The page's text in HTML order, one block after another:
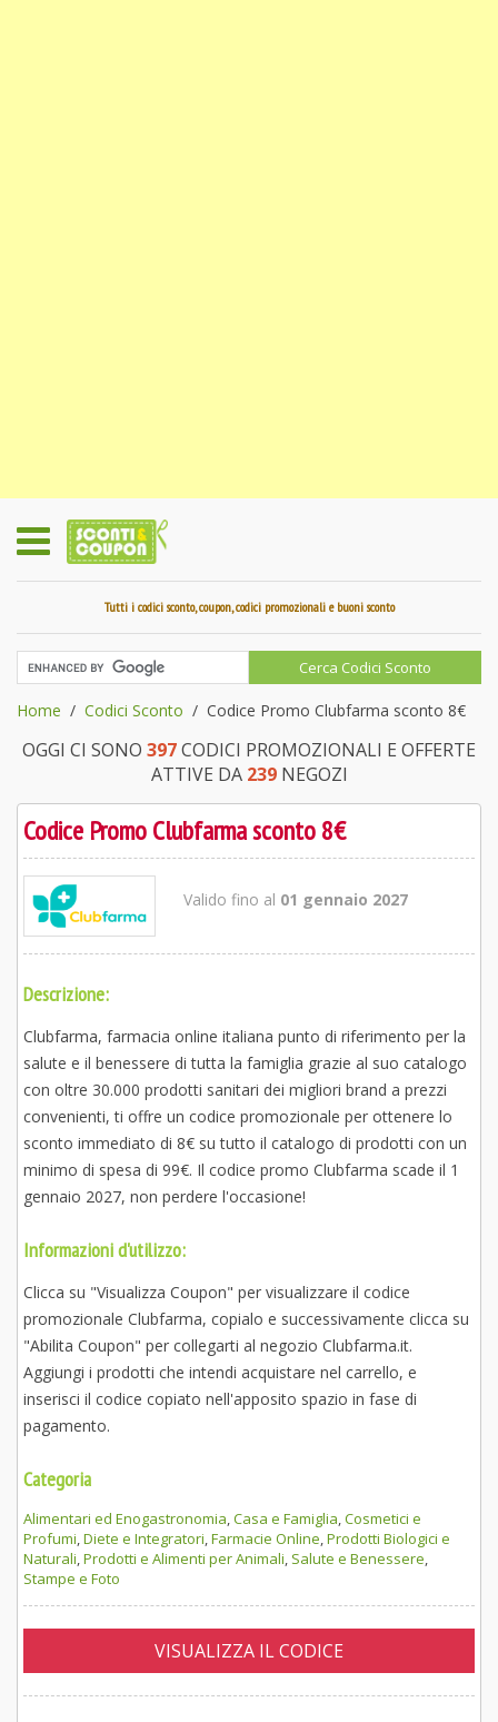
Tutti i codici sconto, coupon, codici promozionali e buoni sconto
Home Codici Sconto Codice Promo Clubfarma sconto 8€
OGGI CI SONO 397CODICI PROMOZIONALI E OFFERTE
ATTIVE DA 239NEGOZI
Codice Promo Clubfarma sconto 8€
Valido fino al 01 gennaio 2027
Descrizione:
Clubfarma, farmacia online italiana punto di riferimento per la
salute e il benessere di tutta la famiglia grazie al suo catalogo
con oltre 30.000 prodotti sanitari dei migliori brand a prezzi
convenienti, ti offre un codice promozionale per ottenere lo
sconto immediato di 8€ su tutto il catalogo di prodotti con un
minimo di spesa di 99€. Il codice promo Clubfarma scade il 1
gennaio 2027, non perdere l'occasione!
Informazioni d'utilizzo:
Clicca su "Visualizza Coupon" per visualizzare il codice
promozionale Clubfarma, copialo e successivamente clicca su
"Abilita Coupon" per collegarti al negozio Clubfarma.it.
Aggiungi i prodotti che intendi acquistare nel carrello, e
inserisci il codice copiato nell'apposito spazio in fase di
pagamento.
Categoria
Alimentari ed Enogastronomia,Casa e Famiglia,Cosmetici e
Profumi,Diete e Integratori,Farmacie Online,Prodotti Biologici e
Naturali,Prodotti e Alimenti per Animali, Salute e Benessere,
Stampe e Foto
VISUALIZZA IL CODICE